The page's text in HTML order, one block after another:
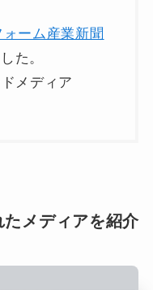
ォーム産業新聞
た。
メディア
たメディアを紹介